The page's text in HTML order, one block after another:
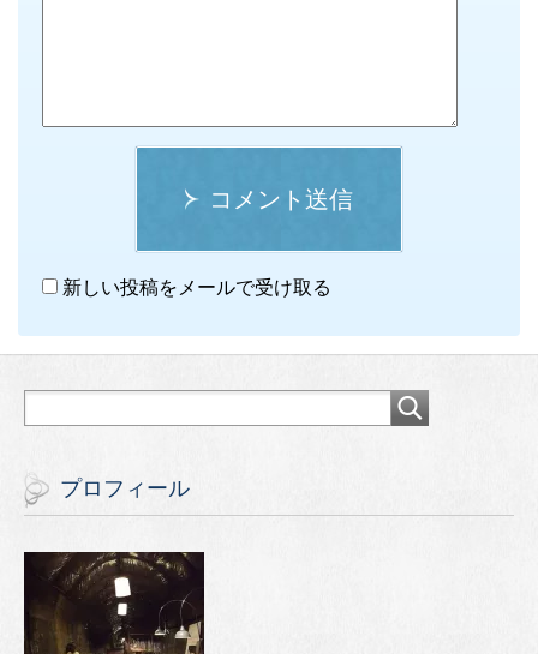
コメント送信
新しい投稿をメールで受け取る
プロフィール